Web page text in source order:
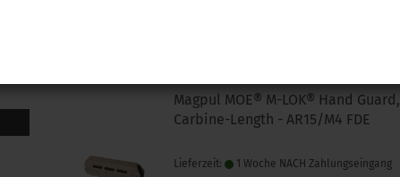
Magpul MOE® M-LOK® Hand Guard,
Carbine-Length - AR15/M4 FDE
Lieferzeit: 1 Woche NACH Zahlungseingang